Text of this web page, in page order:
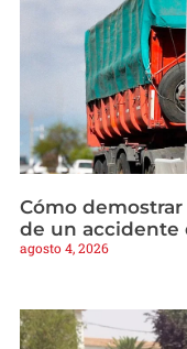
Cómo
de un accidente
agosto 4, 2026